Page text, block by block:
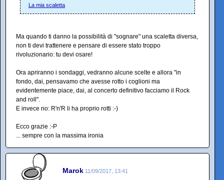
La mia scaletta
Ma quando ti danno la possibilità di "sognare" una scaletta diversa,
non ti devi trattenere e pensare di essere stato troppo
rivoluzionario: tu devi osare!
Ora apriranno i sondaggi, vedranno alcune scelte e allora "in
fondo, dai, pensavamo che avesse rotto i coglioni ma
evidentemente piace, dai, al concerto definitivo facciamo il Rock
and roll".
E invece no: R'n'R li ha proprio rotti :-)
Ecco grazie :-P
... sempre con la massima ironia
Marok 11/09/2017, 13:41